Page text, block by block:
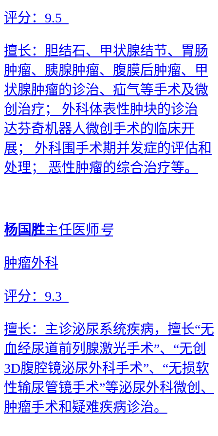
评分： 9.5
擅长：胆结石、甲状腺结节、胃肠
肿瘤、胰腺肿瘤、腹膜后肿瘤、甲
状腺肿瘤的诊治、疝气等手术及微
创治疗； 外科体表性肿块的诊治
达芬奇机器人微创手术的临床开
展； 外科围手术期并发症的评估和
处理； 恶性肿瘤的综合治疗等。
杨国胜主任医师号
肿瘤外科
评分： 9.3
擅长：主诊泌尿系统疾病，擅长“无
血经尿道前列腺激光手术”、“无创
3D腹腔镜泌尿外科手术”、“无损软
性输尿管镜手术”等泌尿外科微创、
肿瘤手术和疑难疾病诊治。